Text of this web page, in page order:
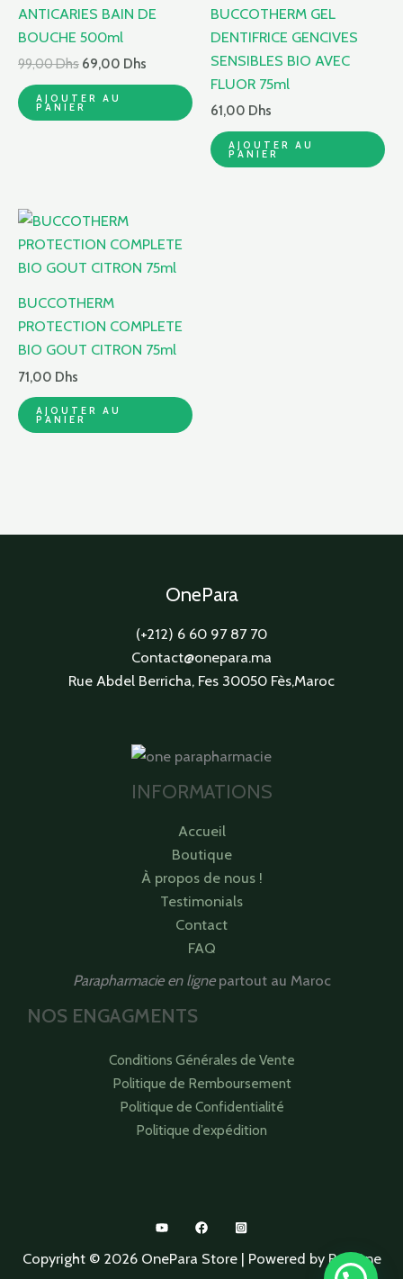
ANTICARIES BAIN DE
BOUCHE 500ml
99,00Dhs 69,00 Dhs
AJOUTER AU
PANIER
BUCCOTHERM GEL
DENTIFRICE GENCIVES
SENSIBLES BIO AVEC
FLUOR 75ml
61,00 Dhs
AJOUTER AU
PANIER
BUCCOTHERM
PROTECTION COMPLETE
BIO GOUT CITRON 75ml
71,00 Dhs
AJOUTER AU
PANIER
OnePara
(+212) 6 60 97 87 70
Contact@onepara.ma
Rue Abdel Berricha, Fes 30050 Fès,Maroc
INFORMATIONS
Accueil
Boutique
À propos de nous !
Testimonials
Contact
FAQ
Parapharmacie en lignepartout au Maroc
NOS ENGAGMENTS
Conditions Générales de Vente
Politique de Remboursement
Politique de Confidentialité
Politique d’expédition
Copyright © 2026 OnePara Store | Powered by RedOne